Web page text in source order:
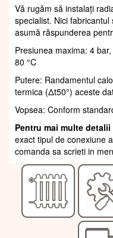
Vă rugăm să instalați
specialist. Nici
asumă răspunderea
Presiunea maxima: 4
80 °C
Putere: Randamentul
termica (Δt50°) aceste
Vopsea: Conform
Pentru mai multe
exact tipul de conexiune
comanda sa scrieti in